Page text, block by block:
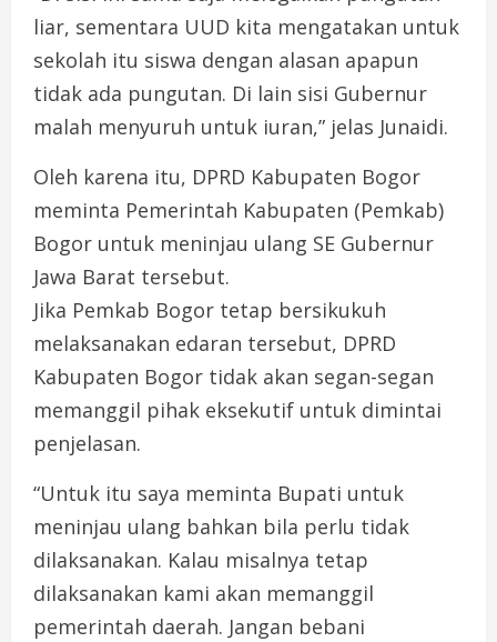
liar, sementara UUD kita mengatakan untuk
sekolah itu siswa dengan alasan apapun
tidak ada pungutan. Di lain sisi Gubernur
malah menyuruh untuk iuran,” jelas Junaidi.
Oleh karena itu, DPRD Kabupaten Bogor
meminta Pemerintah Kabupaten (Pemkab)
Bogor untuk meninjau ulang SE Gubernur
Jawa Barat tersebut.
Jika Pemkab Bogor tetap bersikukuh
melaksanakan edaran tersebut, DPRD
Kabupaten Bogor tidak akan segan-segan
memanggil pihak eksekutif untuk dimintai
penjelasan.
“Untuk itu saya meminta Bupati untuk
meninjau ulang bahkan bila perlu tidak
dilaksanakan. Kalau misalnya tetap
dilaksanakan kami akan memanggil
pemerintah daerah. Jangan bebani